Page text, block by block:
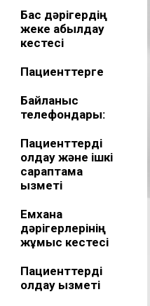
Бас дәрігердің
жеке қабылдау
кестесі
Пациенттерге
Байланыс
телефондары:
Пациенттерді
қолдау және ішкі
сараптама
қызметі
Емхана
дәрігерлерінің
жұмыс кестесі
Пациенттерді
қолдау қызметі